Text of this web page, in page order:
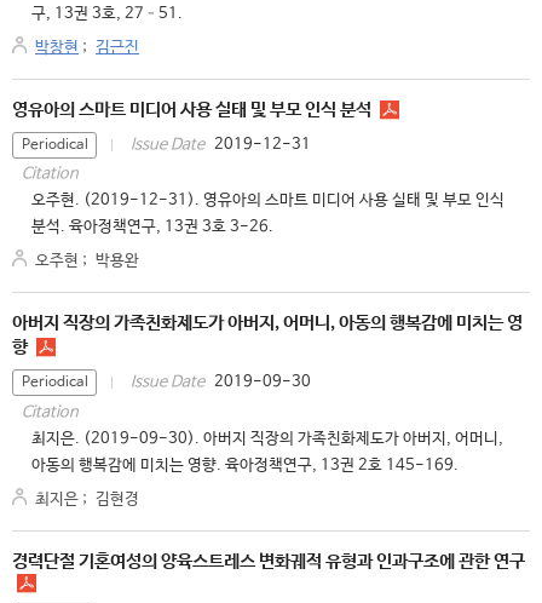
구, 13권 3호, 27–51.
박창현 ; 김근진
영유아의 스마트 미디어 사용 실태 및 부모 인식 분석
Periodical Issue Date 2019-12-31
Citation
오주현. (2019-12-31). 영유아의 스마트 미디어 사용 실태 및 부모 인식
분석. 육아정책연구, 13권 3호 3-26.
오주현 ; 박용완
아버지 직장의 가족친화제도가 아버지, 어머니, 아동의 행복감에 미치는 영
향
Periodical Issue Date 2019-09-30
Citation
최지은. (2019-09-30). 아버지 직장의 가족친화제도가 아버지, 어머니,
아동의 행복감에 미치는 영향. 육아정책연구, 13권 2호 145-169.
최지은 ; 김현경
경력단절 기혼여성의 양육스트레스 변화궤적 유형과 인과구조에 관한 연구